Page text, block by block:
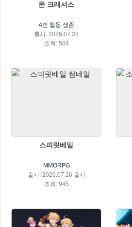
문 크래셔스
4인 협동 생존
출시: 2026.07.28
조회: 504
스피릿베일
MMORPG
출시: 2026.07.16 출시
조회: 945